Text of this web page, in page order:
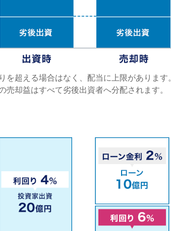
を超える場合はなく、配当に上限があります。
売却益はすべて劣後出資者へ分配されます。